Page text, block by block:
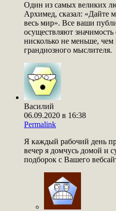
Один из самых великих
Архимед, сказал: «Дайте
весь мир». Все ваши
осуществляют
нисколько не меньше,
грандиозного мыслителя.
Василий
06.09.2020 в 16:38
Permalink
Я каждый рабочий день
вечер я домчусь домой и
подборок с Вашего